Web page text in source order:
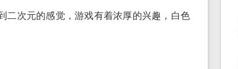
二次元的感觉，游戏有着浓厚的兴趣，白色